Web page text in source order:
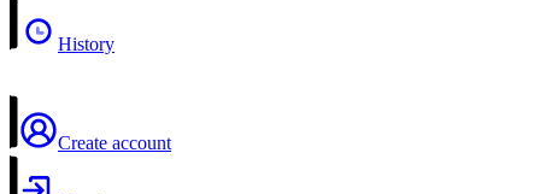
History
Create account